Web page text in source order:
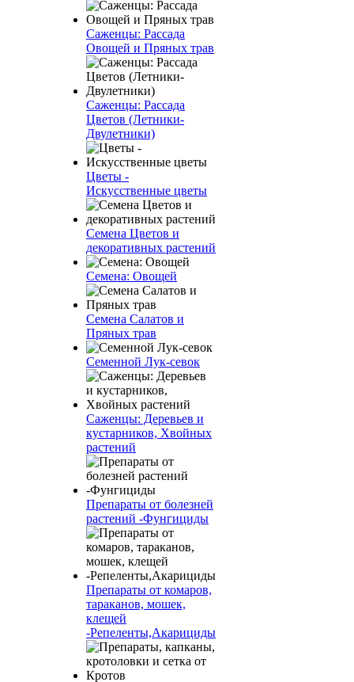
Саженцы: Рассада
Овощей и Пряных трав
Саженцы: Рассада
Цветов (Летники-
Двулетники)
Цветы -
Искусственные цветы
Семена Цветов и
декоративных растений
Семена: Овощей
Семена Салатов и
Пряных трав
Семенной Лук-севок
Саженцы: Деревьев и
кустарников, Хвойных
растений
Препараты от болезней
растений -Фунгициды
Препараты от комаров,
тараканов, мошек,
клещей
-Репеленты,Акарициды